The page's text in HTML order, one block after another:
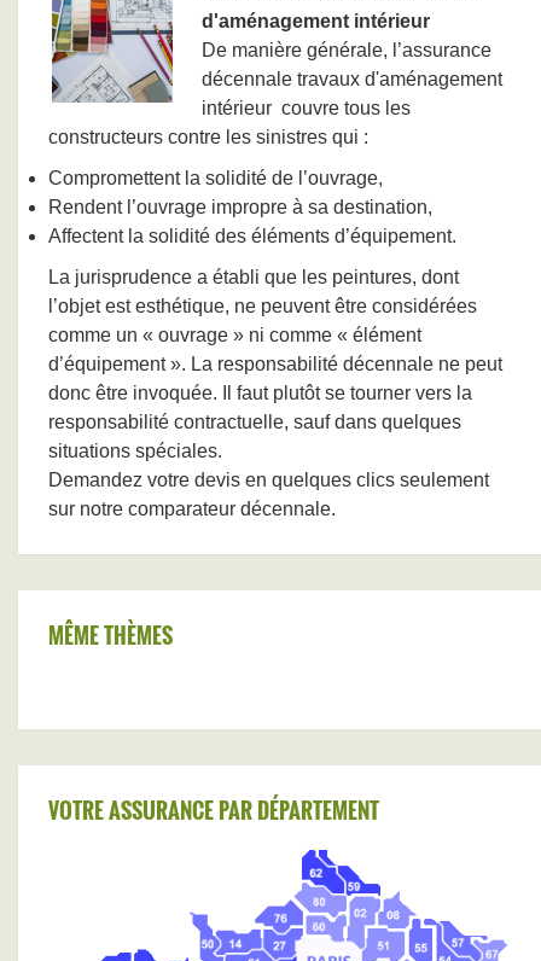
d'aménagement intérieur
De manière générale, l’assurance
décennale travaux d'aménagement
intérieur couvre tous les
constructeurs contre les sinistres qui :
Compromettent la solidité de l’ouvrage,
Rendent l’ouvrage impropre à sa destination,
Affectent la solidité des éléments d’équipement.
La jurisprudence a établi que les peintures, dont
l’objet est esthétique, ne peuvent être considérées
comme un « ouvrage » ni comme « élément
d’équipement ». La responsabilité décennale ne peut
donc être invoquée. Il faut plutôt se tourner vers la
responsabilité contractuelle, sauf dans quelques
situations spéciales.
Demandez votre devis en quelques clics seulement
sur notre comparateur décennale.
MÊME THÈMES
VOTRE ASSURANCE PAR DÉPARTEMENT